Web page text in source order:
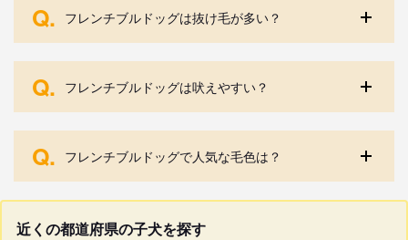
Q. フレンチブルドッグは抜け毛が多い？
Q. フレンチブルドッグは吠えやすい？
Q. フレンチブルドッグで人気な毛色は？
近くの都道府県の子犬を探す